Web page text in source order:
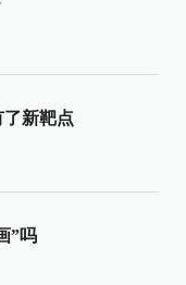
新靶点
”吗